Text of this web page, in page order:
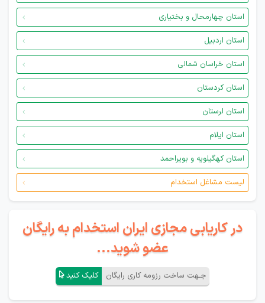
استان چهارمحال و بختیاری
استان اردبیل
استان خراسان شمالی
استان کردستان
استان لرستان
استان ایلام
استان کهگیلویه و بویراحمد
لیست مشاغل استخدام
در کاریابی مجازی ایران استخدام به رایگان
عضو شوید...
جـهت ساخت رزومه کاری رایگان کلیک کنید